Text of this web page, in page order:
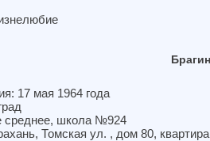
17 мая 1964 года
среднее, школа №924
Томская ул. , дом 80,